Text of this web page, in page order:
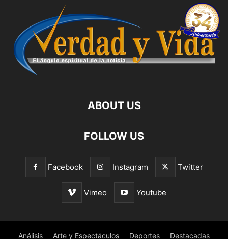
ABOUT US
FOLLOW US
Facebook Instagram Twitter
Vimeo Youtube
Análisis Arte y Espectáculos Deportes Destacadas